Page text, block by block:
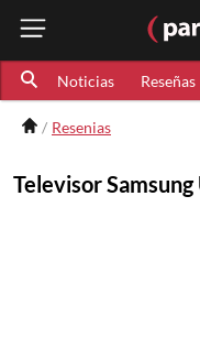
Noticias Reseñas
Resenias
Televisor